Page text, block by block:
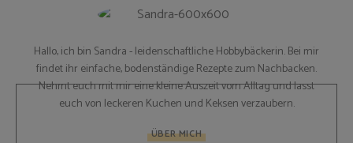
Hallo, ich bin Sandra - leidenschaftliche Hobbybäckerin. Bei mir
findet ihr einfache, bodenständige Rezepte zum Nachbacken.
Nehmt euch mit mir eine kleine Auszeit vom Alltag und lasst
euch von leckeren Kuchen und Keksen verzaubern.
ÜBER MICH